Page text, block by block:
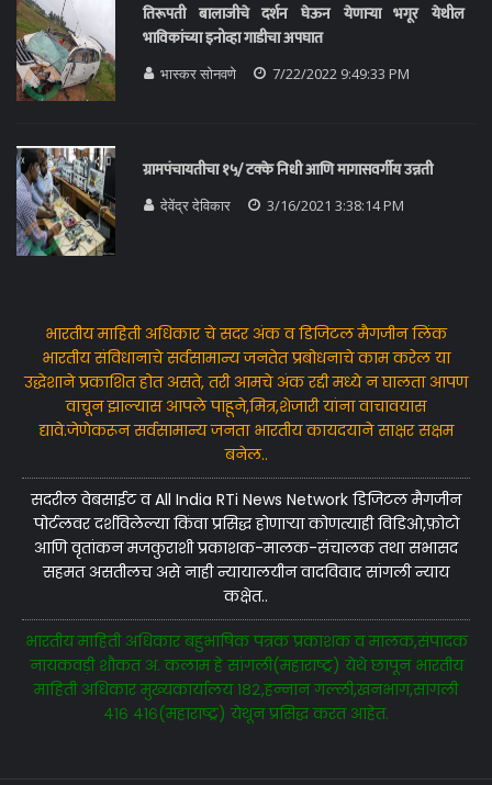
तिरूपती बालाजीचे दर्शन घेऊन येणाऱ्या भगूर येथील
भाविकांच्या इनोव्हा गाडीचा अपघात
भास्कर सोनवणे 7/22/2022 9:49:33 PM
ग्रामपंचायतीचा १५/ टक्के निधी आणि मागासवर्गीय उन्नती
देवेंद्र देविकार 3/16/2021 3:38:14 PM
भारतीय माहिती अधिकार चे सदर अंक व डिजिटल मैगजीन लिंक
भारतीय संविधानाचे सर्वसामान्य जनतेत प्रबोधनाचे काम करेल या
उद्धेशाने प्रकाशित होत असते, तरी आमचे अंक रद्दी मध्ये न घालता आपण
वाचून झाल्यास आपले पाहूने,मित्र,शेजारी यांना वाचावयास
द्यावे.जेणेकरून सर्वसामान्य जनता भारतीय कायदयाने साक्षर सक्षम
बनेल..
सदरील वेबसाईट व All India RTi News Network डिजिटल मैगजीन
पोर्टलवर दर्शविलेल्या किंवा प्रसिद्ध होणाऱ्या कोणत्याही विडिओ,फ़ोटो
आणि वृतांकन मजकुराशी प्रकाशक-मालक-संचालक तथा सभासद
सहमत असतीलच असे नाही न्यायालयीन वादविवाद सांगली न्याय
कक्षेत..
भारतीय माहिती अधिकार बहुभाषिक पत्रक प्रकाशक व मालक,संपादक
नायकवड़ी शौकत अ. कलाम हे सांगली(महाराष्ट्र) येथे छापून भारतीय
माहिती अधिकार मुख्यकार्यालय १८२,हन्नान गल्ली,खनभाग,सांगली
४१६ ४१६(महाराष्ट्र) येथून प्रसिद्ध करत आहेत.